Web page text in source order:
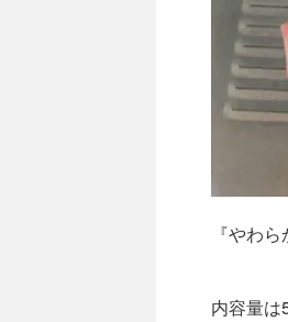
『やわ
内容量は